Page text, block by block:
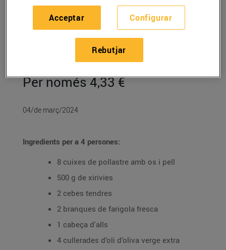
RECEPTES
Pollastre rostit a la
cocota amb xirivies i
cebes tendres
Per només 4,33 €
04/de març/2024
Ingredients per a 4 persones:
8 cuixes de pollastre amb os i pell
500 g de xirivies
2 cebes tendres
2 branques de farigola fresca
1 cabeça d'alls
4 cullerades d’oli d’oliva verge extra
Configurar
Rebutjar
Acceptar